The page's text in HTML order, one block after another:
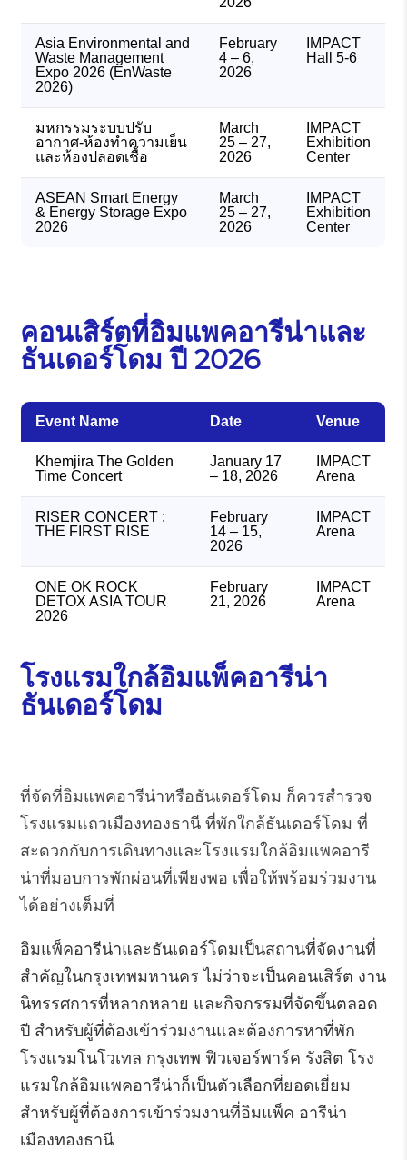
Asia Environmental and
Waste Management
Expo 2026 (EnWaste
2026)
February
4 – 6,
2026
IMPACT
Hall 5-6
มหกรรมระบบปรับ
อากาศ-ห้องทำความเย็น
และห้องปลอดเชื้อ
March
25 – 27,
2026
IMPACT
Exhibition
Center
ASEAN Smart Energy
& Energy Storage Expo
2026
March
25 – 27,
2026
IMPACT
Exhibition
Center
คอนเสิร์ตที่อิมแพคอารีน่าและ
ธันเดอร์โดม ปี 2026
Event Name Date Venue
Khemjira The Golden
Time Concert
January 17
– 18, 2026
IMPACT
Arena
RISER CONCERT :
THE FIRST RISE
February
14 – 15,
2026
IMPACT
Arena
ONE OK ROCK
DETOX ASIA TOUR
2026
February
21, 2026
IMPACT
Arena
โรงแรมใกล้อิมแพ็คอารีน่า
ธันเดอร์โดม
ที่จัดที่อิมแพคอารีน่าหรือธันเดอร์โดม ก็ควรสำรวจ
โรงแรมแถวเมืองทองธานี ที่พักใกล้ธันเดอร์โดม ที่
สะดวกกับการเดินทางและโรงแรมใกล้อิมแพคอารี
น่าที่มอบการพักผ่อนที่เพียงพอ เพื่อให้พร้อมร่วมงาน
ได้อย่างเต็มที่
อิมแพ็คอารีน่าและธันเดอร์โดมเป็นสถานที่จัดงานที่
สำคัญในกรุงเทพมหานคร ไม่ว่าจะเป็นคอนเสิร์ต งาน
นิทรรศการที่หลากหลาย และกิจกรรมที่จัดขึ้นตลอด
ปี สำหรับผู้ที่ต้องเข้าร่วมงานและต้องการหาที่พัก
โรงแรมโนโวเทล กรุงเทพ ฟิวเจอร์พาร์ค รังสิต โรง
แรมใกล้อิมแพคอารีน่าก็เป็นตัวเลือกที่ยอดเยี่ยม
สำหรับผู้ที่ต้องการเข้าร่วมงานที่อิมแพ็ค อารีน่า
เมืองทองธานี